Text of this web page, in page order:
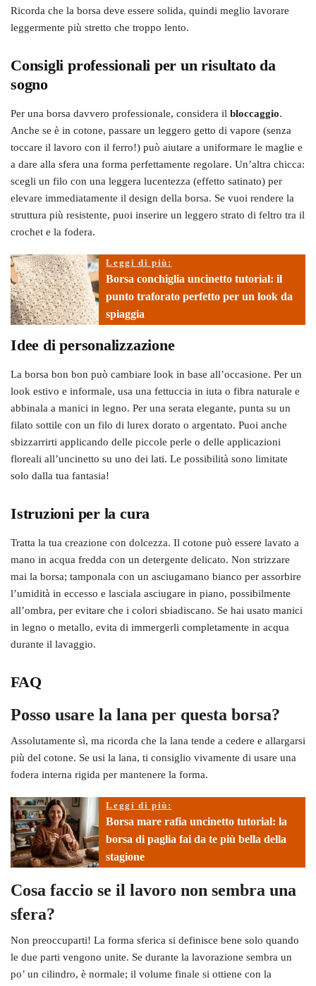
Ricorda che la borsa deve essere solida, quindi meglio lavorare
leggermente più stretto che troppo lento.
Consigli professionali per un risultato da
sogno
Per una borsa davvero professionale, considera il bloccaggio.
Anche se è in cotone, passare un leggero getto di vapore (senza
toccare il lavoro con il ferro!) può aiutare a uniformare le maglie e
a dare alla sfera una forma perfettamente regolare. Un’altra chicca:
scegli un filo con una leggera lucentezza (effetto satinato) per
elevare immediatamente il design della borsa. Se vuoi rendere la
struttura più resistente, puoi inserire un leggero strato di feltro tra il
crochet e la fodera.
Leggi di più:
Borsa conchiglia uncinetto tutorial: il
punto traforato perfetto per un look da
spiaggia
Idee di personalizzazione
La borsa bon bon può cambiare look in base all’occasione. Per un
look estivo e informale, usa una fettuccia in iuta o fibra naturale e
abbinala a manici in legno. Per una serata elegante, punta su un
filato sottile con un filo di lurex dorato o argentato. Puoi anche
sbizzarrirti applicando delle piccole perle o delle applicazioni
floreali all’uncinetto su uno dei lati. Le possibilità sono limitate
solo dalla tua fantasia!
Istruzioni per la cura
Tratta la tua creazione con dolcezza. Il cotone può essere lavato a
mano in acqua fredda con un detergente delicato. Non strizzare
mai la borsa; tamponala con un asciugamano bianco per assorbire
l’umidità in eccesso e lasciala asciugare in piano, possibilmente
all’ombra, per evitare che i colori sbiadiscano. Se hai usato manici
in legno o metallo, evita di immergerli completamente in acqua
durante il lavaggio.
FAQ
Posso usare la lana per questa borsa?
Assolutamente sì, ma ricorda che la lana tende a cedere e allargarsi
più del cotone. Se usi la lana, ti consiglio vivamente di usare una
fodera interna rigida per mantenere la forma.
Leggi di più:
Borsa mare rafia uncinetto tutorial: la
borsa di paglia fai da te più bella della
stagione
Cosa faccio se il lavoro non sembra una
sfera?
Non preoccuparti! La forma sferica si definisce bene solo quando
le due parti vengono unite. Se durante la lavorazione sembra un
po’ un cilindro, è normale; il volume finale si ottiene con la